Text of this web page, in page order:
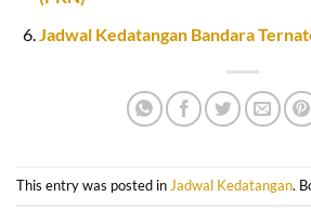
Jadwal Kedatangan Bandara
This entry was posted in Jadwal Kedatangan.